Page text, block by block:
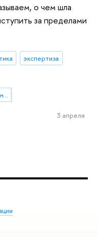
о чем шла
за пределами
экспертиза
Санкт-Петербургская школа социальных наук
3 апреля